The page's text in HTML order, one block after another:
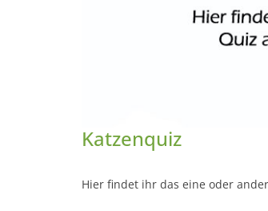
Katzenquiz
Hier findet ihr das eine oder